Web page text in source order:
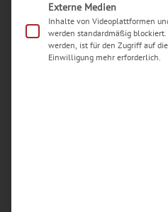
Externe Medien
Inhalte von Videoplattformen
werden standardmäßig
werden, ist für den Zugriff auf
Einwilligung mehr erforderlich.